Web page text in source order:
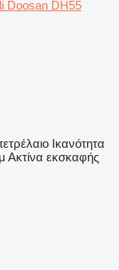
Doosan DH55
Ικανότητα
Ακτίνα εκσκαφής